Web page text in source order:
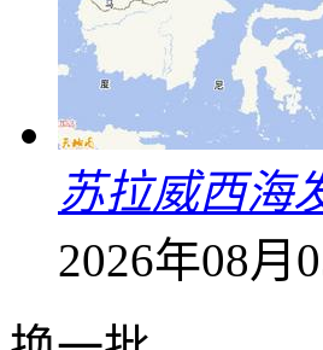
苏拉威西海
2026年08月